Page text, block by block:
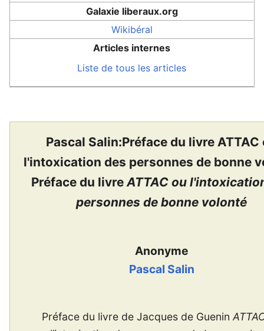
Galaxie liberaux.org
Wikibéral
Articles internes
Liste de tous les articles
Pascal Salin:Préface du livre ATTAC
l'intoxication des personnes de bonne
Préface du livreATTAC ou
personnes de bonne volonté
Anonyme
Pascal Salin
Préface du livre de Jacques de Guenin